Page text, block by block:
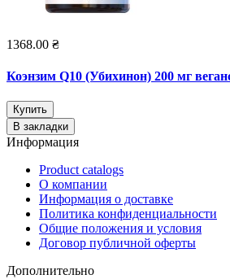
1368.00 ₴
Коэнзим Q10 (Убихинон) 200 мг
Купить
В закладки
Информация
Product catalogs
О компании
Информация о доставке
Политика конфиденциальности
Общие положения и условия
Договор публичной оферты
Дополнительно